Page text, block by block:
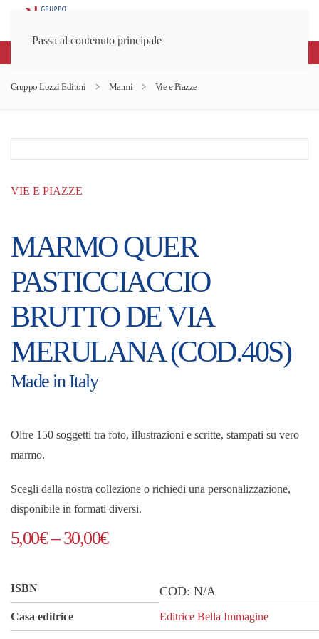
Passa al contenuto principale
Gruppo Lozzi Editori Marmi Vie e Piazze
VIE E PIAZZE
MARMO QUER
PASTICCIACCIO
BRUTTO DE VIA
MERULANA (COD.40S)
Made in Italy
Oltre 150 soggetti tra foto, illustrazioni e scritte, stampati su vero
marmo.
Scegli dalla nostra collezione o richiedi una personalizzazione,
disponibile in formati diversi.
5,00€– 30,00€Fascia
da
5,00€
ISBN COD: N/A
Casa editrice Editrice Bella Immagine